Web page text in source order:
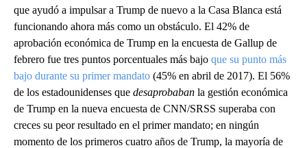
que ayudó a impulsar a Trump de nuevo a la Casa Blanca está
funcionando ahora más como un obstáculo. El 42% de
aprobación económica de Trump en la encuesta de Gallup de
febrero fue tres puntos porcentuales más bajo que su punto más
bajo durante su primer mandato (45% en abril de 2017). El 56%
de los estadounidenses que desaprobaban la gestión económica
de Trump en la nueva encuesta de CNN/SRSS superaba con
creces su peor resultado en el primer mandato; en ningún
momento de los primeros cuatro años de Trump, la mayoría de